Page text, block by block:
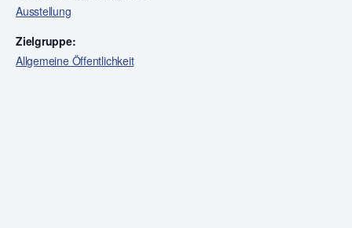
Ausstellung
Zielgruppe:
Allgemeine Öffentlichkeit